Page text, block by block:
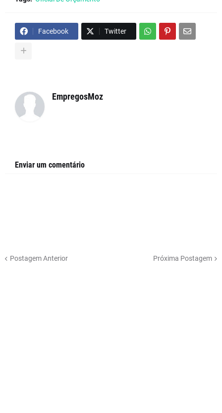
Facebook Twitter
EmpregosMoz
Enviar um comentário
Postagem Anterior Próxima Postagem